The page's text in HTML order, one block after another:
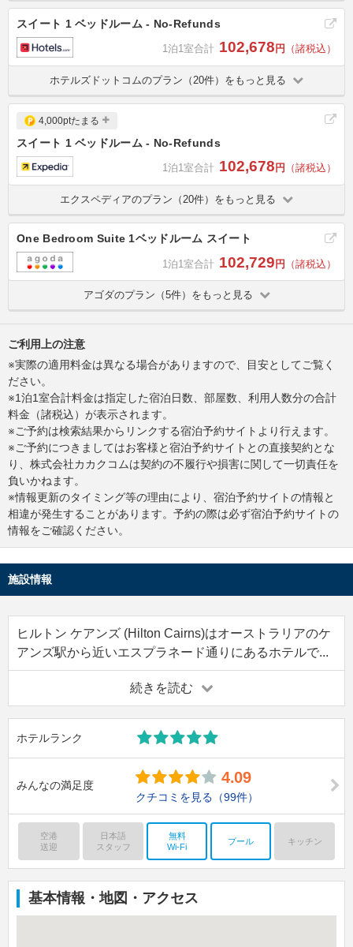
スイート 1 ベッドルーム - No-Refunds
1泊1室合計 102,678 円 （諸税込）
ホテルズドットコムのプラン（20件）をもっと見る
4,000ptたまる
スイート 1 ベッドルーム - No-Refunds
1泊1室合計 102,678 円 （諸税込）
エクスペディアのプラン（20件）をもっと見る
One Bedroom Suite 1ベッドルーム スイート
1泊1室合計 102,729円 （諸税込）
アゴダのプラン（5件）をもっと見る
ご利用上の注意
※実際の適用料金は異なる場合がありますので、目安としてご覧く
ださい。
※1泊1室合計料金は指定した宿泊日数、部屋数、利用人数分の合計
料金（諸税込）が表示されます。
※ご予約は検索結果からリンクする宿泊予約サイトより行えます。
※ご予約につきましてはお客様と宿泊予約サイトとの直接契約とな
り、株式会社カカクコムは契約の不履行や損害に関して一切責任を
負いかねます。
※情報更新のタイミング等の理由により、宿泊予約サイトの情報と
相違が発生することがあります。予約の際は必ず宿泊予約サイトの
情報をご確認ください。
施設情報
ヒルトン ケアンズ (Hilton Cairns)はオーストラリアのケ
アンズ駅から近いエスプラネード通りにあるホテルで...
続きを読む
ホテルランク
みんなの満足度 4.09
クチコミを見る （99件）
空港
送迎
日本語
スタッフ
無料
Wi-Fi
プール キッチン
基本情報・地図・アクセス